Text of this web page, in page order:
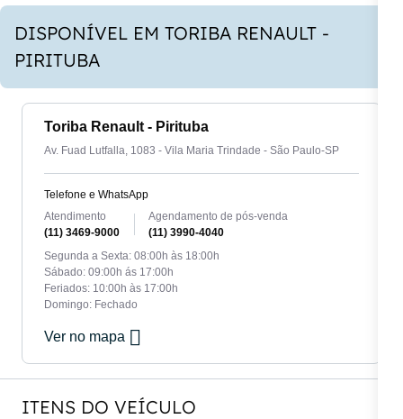
DISPONÍVEL EM TORIBA RENAULT -
PIRITUBA
Toriba Renault - Pirituba
Av. Fuad Lutfalla, 1083 - Vila Maria Trindade - São Paulo-SP
Telefone e WhatsApp
Atendimento
(11) 3469-9000
Agendamento de pós-venda
(11) 3990-4040
Segunda a Sexta: 08:00h às 18:00h
Sábado: 09:00h ás 17:00h
Feriados: 10:00h às 17:00h
Domingo: Fechado
Ver no mapa
ITENS DO VEÍCULO